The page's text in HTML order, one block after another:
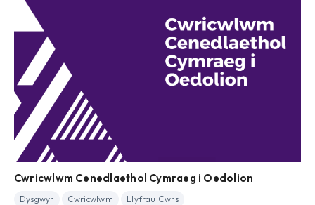
Cwricwlwm Cenedlaethol Cymraeg i Oedolion
Dysgwyr Cwricwlwm Llyfrau Cwrs